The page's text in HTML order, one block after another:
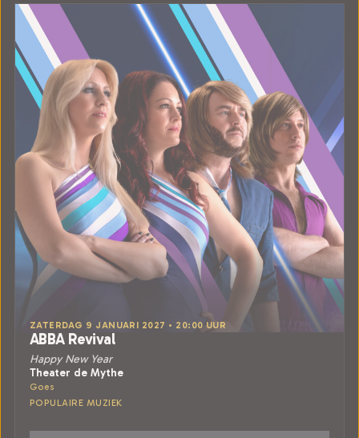
ZATERDAG 9 JANUARI 2027 • 20:00 UUR
ABBA Revival
Happy New Year
Theater de Mythe
Goes
POPULAIRE MUZIEK